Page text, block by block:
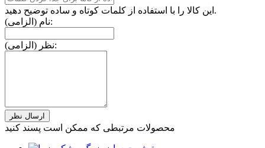
این کالا را با استفاده از کلمات کوتاه و ساده توضیح دهید.
نام (الزامی):
نظر (الزامی):
محصولات مرتبطی که ممکن است پسند کنید